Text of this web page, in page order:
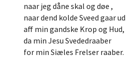
naar jeg dåne skal og døe ,
naar dend kolde Sveed gaar ud
aff min gandske Krop og Hud,
da min Jesu Svededraaber
for min Siæles Frelser raaber.